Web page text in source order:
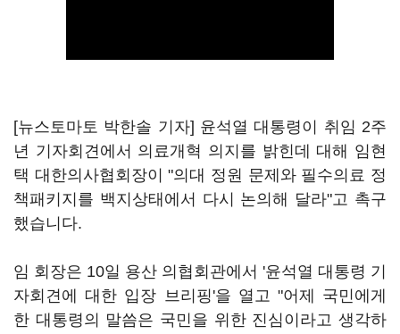
[뉴스토마토 박한솔 기자] 윤석열 대통령이 취임 2주
년 기자회견에서 의료개혁 의지를 밝힌데 대해 임현
택 대한의사협회장이 "의대 정원 문제와 필수의료 정
책패키지를 백지상태에서 다시 논의해 달라"고 촉구
했습니다.
임 회장은 10일 용산 의협회관에서 '윤석열 대통령 기
자회견에 대한 입장 브리핑'을 열고 "어제 국민에게
한 대통령의 말씀은 국민을 위한 진심이라고 생각하